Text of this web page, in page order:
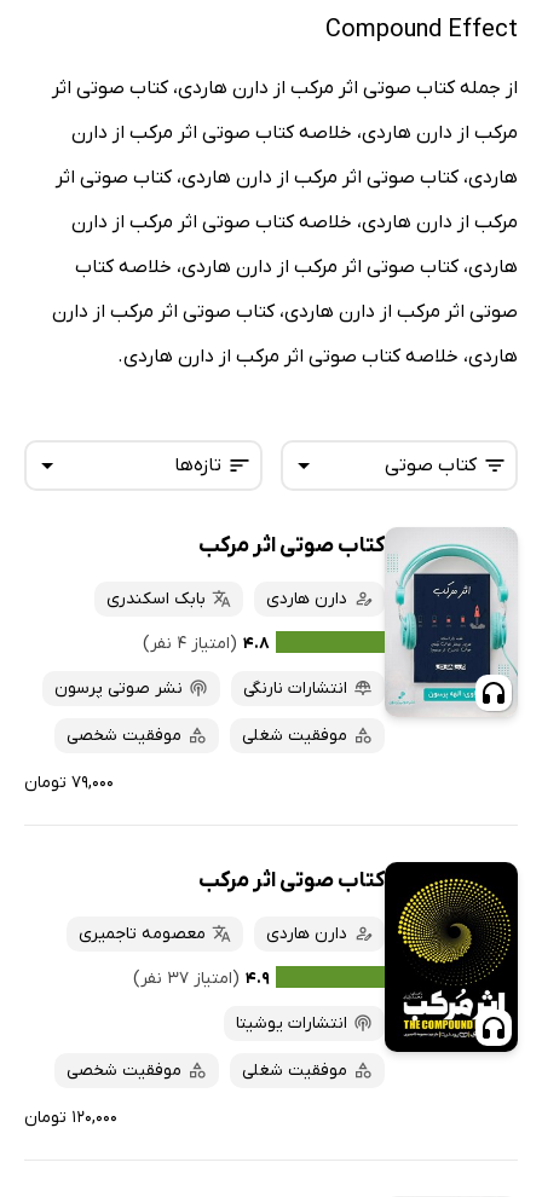
Compound Effect
از جمله کتاب صوتی اثر مرکب از دارن هاردی، کتاب صوتی اثر
مرکب از دارن هاردی، خلاصه کتاب صوتی اثر مرکب از دارن
هاردی، کتاب صوتی اثر مرکب از دارن هاردی، کتاب صوتی اثر
مرکب از دارن هاردی، خلاصه کتاب صوتی اثر مرکب از دارن
هاردی، کتاب صوتی اثر مرکب از دارن هاردی، خلاصه کتاب
صوتی اثر مرکب از دارن هاردی، کتاب صوتی اثر مرکب از دارن
هاردی، خلاصه کتاب صوتی اثر مرکب از دارن هاردی.
تازه‌ها
تازه‌ها
داغ‌ترین‌ها
پرفروش‌ها
پربحث‌ها
ارزان ترین‌ها
کتاب صوتی
همه کتاب‌ها
کتاب‌های صوتی
کتاب‌های متنی
کتاب صوتی اثر مرکب
دارن هاردی
بابک اسکندری
۴.۸ (امتیاز ۴ نفر)
انتشارات نارنگی
نشر صوتی پرسون
موفقیت شغلی موفقیت شخصی
۷۹,۰۰۰ تومان
کتاب صوتی اثر مرکب
دارن هاردی
معصومه تاجمیری
۴.۹ (امتیاز ۳۷ نفر)
انتشارات یوشیتا
موفقیت شغلی موفقیت شخصی
۱۲۰,۰۰۰ تومان